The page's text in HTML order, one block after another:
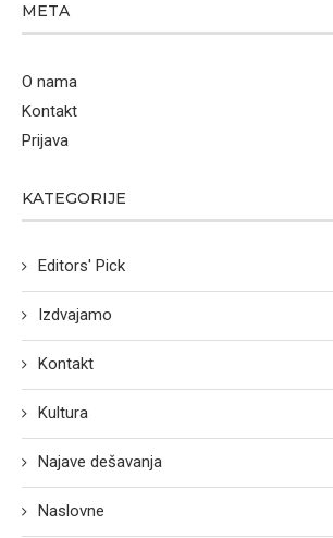
META
O nama
Kontakt
Prijava
KATEGORIJE
Editors' Pick
Izdvajamo
Kontakt
Kultura
Najave dešavanja
Naslovne